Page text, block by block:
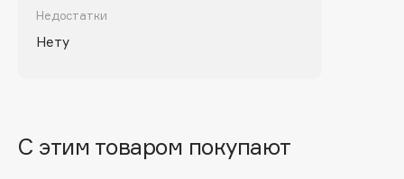
Недостатки
Нету
С этим товаром покупают